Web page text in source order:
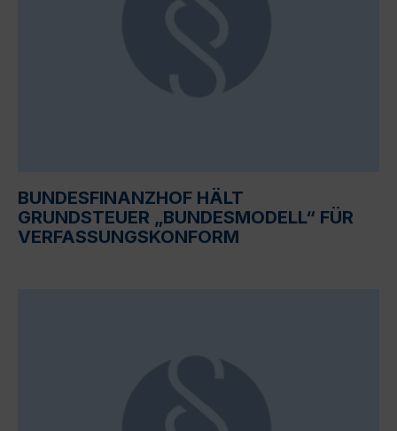
BUNDESFINANZHOF HÄLT
GRUNDSTEUER „BUNDESMODELL“ FÜR
VERFASSUNGSKONFORM